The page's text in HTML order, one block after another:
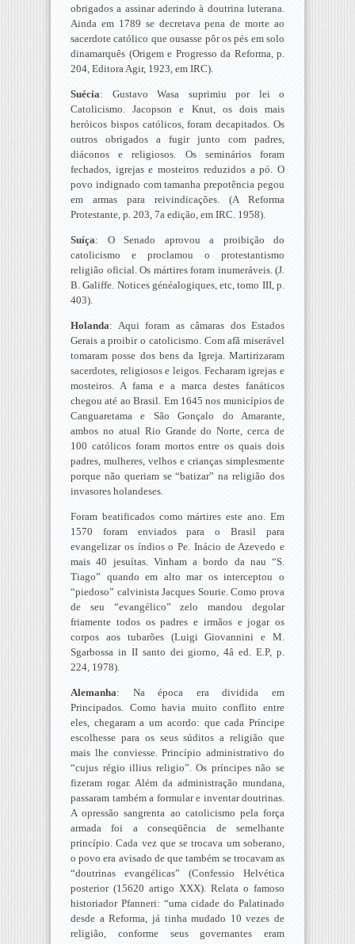
obrigados a assinar aderindo à doutrina luterana.
Ainda em 1789 se decretava pena de morte ao
sacerdote católico que ousasse pôr os pés em solo
dinamarquês (Origem e Progresso da Reforma, p.
204, Editora Agir, 1923, em IRC).
Suécia: Gustavo Wasa suprimiu por lei o
Catolicismo. Jacopson e Knut, os dois mais
heróicos bispos católicos, foram decapitados. Os
outros obrigados a fugir junto com padres,
diáconos e religiosos. Os seminários foram
fechados, igrejas e mosteiros reduzidos a pó. O
povo indignado com tamanha prepotência pegou
em armas para reivindicações. (A Reforma
Protestante, p. 203, 7a edição, em IRC. 1958).
Suíça: O Senado aprovou a proibição do
catolicismo e proclamou o protestantismo
religião oficial. Os mártires foram inumeráveis. (J.
B. Galiffe. Notices généalogiques, etc, tomo III, p.
403).
Holanda: Aqui foram as câmaras dos Estados
Gerais a proibir o catolicismo. Com afã miserável
tomaram posse dos bens da Igreja. Martirizaram
sacerdotes, religiosos e leigos. Fecharam igrejas e
mosteiros. A fama e a marca destes fanáticos
chegou até ao Brasil. Em 1645 nos municípios de
Canguaretama e São Gonçalo do Amarante,
ambos no atual Rio Grande do Norte, cerca de
100 católicos foram mortos entre os quais dois
padres, mulheres, velhos e crianças simplesmente
porque não queriam se “batizar” na religião dos
invasores holandeses.
Foram beatificados como mártires este ano. Em
1570 foram enviados para o Brasil para
evangelizar os índios o Pe. Inácio de Azevedo e
mais 40 jesuítas. Vinham a bordo da nau “S.
Tiago” quando em alto mar os interceptou o
“piedoso” calvinista Jacques Sourie. Como prova
de seu “evangélico” zelo mandou degolar
friamente todos os padres e irmãos e jogar os
corpos aos tubarões (Luigi Giovannini e M.
Sgarbossa in II santo dei giorno, 4â ed. E.P, p.
224, 1978).
Alemanha: Na época era dividida em
Principados. Como havia muito conflito entre
eles, chegaram a um acordo: que cada Príncipe
escolhesse para os seus súditos a religião que
mais lhe conviesse. Princípio administrativo do
“cujus régio illius religio”. Os príncipes não se
fizeram rogar. Além da administração mundana,
passaram também a formular e inventar doutrinas.
A opressão sangrenta ao catolicismo pela força
armada foi a conseqüência de semelhante
princípio. Cada vez que se trocava um soberano,
o povo era avisado de que também se trocavam as
“doutrinas evangélicas” (Confessio Helvética
posterior (15620 artigo XXX). Relata o famoso
historiador Pfanneri: “uma cidade do Palatinado
desde a Reforma, já tinha mudado 10 vezes de
religião, conforme seus governantes eram